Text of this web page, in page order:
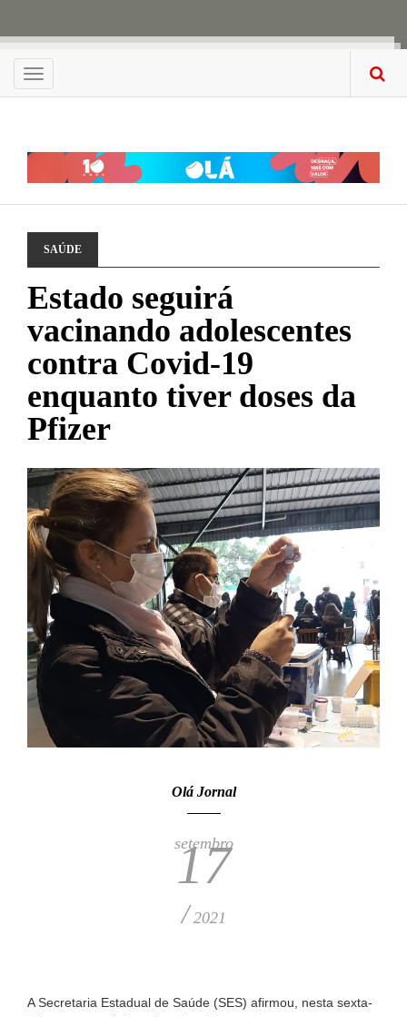
Menu
SAÚDE
Estado seguirá
vacinando adolescentes
contra Covid-19
enquanto tiver doses da
Pfizer
Olá Jornal
setembro
17
/2021
A Secretaria Estadual de Saúde (SES) afirmou, nesta sexta-